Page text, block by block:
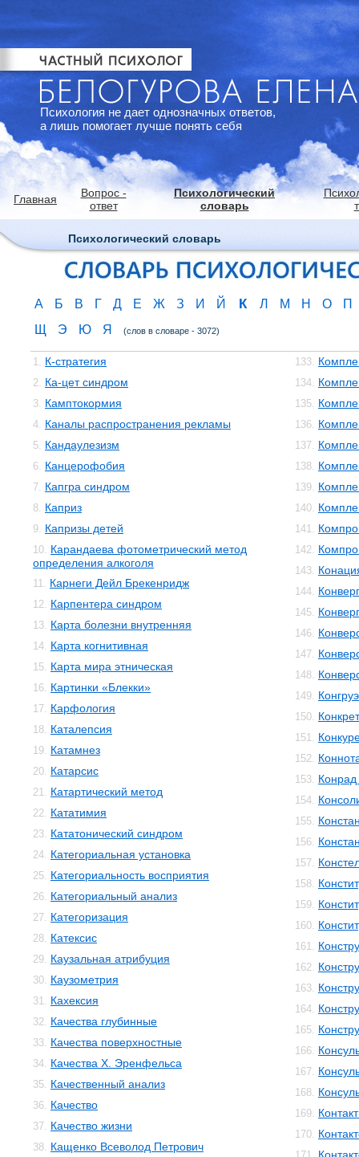
Психология не дает однозначных ответов,
а лишь помогает лучше понять себя
Главная
Вопрос -
ответ
Психологический
словарь
Психологический словарь
А Б В Г Д Е Ж З И Й К Л М Н О
П
Щ
Э Ю Я (слов в словаре - 3072)
1. К-стратегия
2. Ка-цет синдром
3. Камптокормия
4. Каналы распространения рекламы
5. Кандаулезизм
6. Канцерофобия
7. Капгра синдром
8. Каприз
9. Капризы детей
10. Карандаева фотометрический метод
определения алкоголя
11. Карнеги Дейл Брекенридж
12. Карпентера синдром
13. Карта болезни внутренняя
14. Карта когнитивная
15. Карта мира этническая
16. Картинки «Блекки»
17. Карфология
18. Каталепсия
19. Катамнез
20. Катарсис
21. Катартический метод
22. Кататимия
23. Кататонический синдром
24. Категориальная установка
25. Категориальность восприятия
26. Категориальный анализ
27. Категоризация
28. Катексис
29. Каузальная атрибуция
30. Каузометрия
31. Кахексия
32. Качества глубинные
33. Качества поверхностные
34. Качества Х. Эренфельса
35. Качественный анализ
36. Качество
37. Качество жизни
38. Кащенко Всеволод Петрович
133.
134.
135.
136.
137.
138.
139.
140.
141.
142.
143.
144.
145.
146.
147.
148.
149.
150.
151.
152.
153.
154.
155.
156.
157.
158.
159.
160.
161.
162.
163.
164.
165.
166.
167.
168.
169.
170.